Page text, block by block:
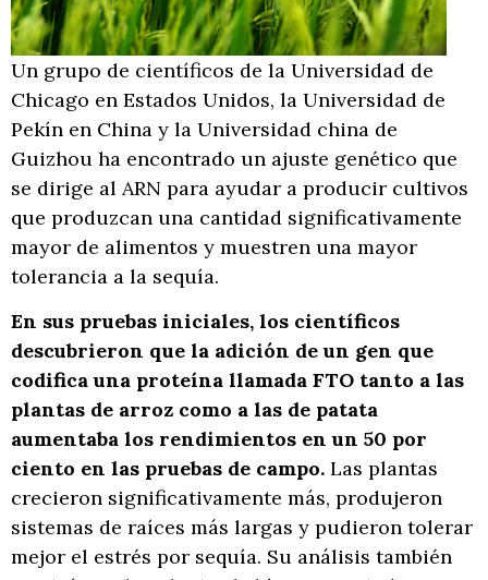
Un grupo de científicos de la Universidad de
Chicago en Estados Unidos, la Universidad de
Pekín en China y la Universidad china de
Guizhou ha encontrado un ajuste genético que
se dirige al ARN para ayudar a producir cultivos
que produzcan una cantidad significativamente
mayor de alimentos y muestren una mayor
tolerancia a la sequía.
En sus pruebas iniciales, los científicos
descubrieron que la adición de un gen que
codifica una proteína llamada FTO tanto a las
plantas de arroz como a las de patata
aumentaba los rendimientos en un 50 por
ciento en las pruebas de campo. Las plantas
crecieron significativamente más, produjeron
sistemas de raíces más largas y pudieron tolerar
mejor el estrés por sequía. Su análisis también